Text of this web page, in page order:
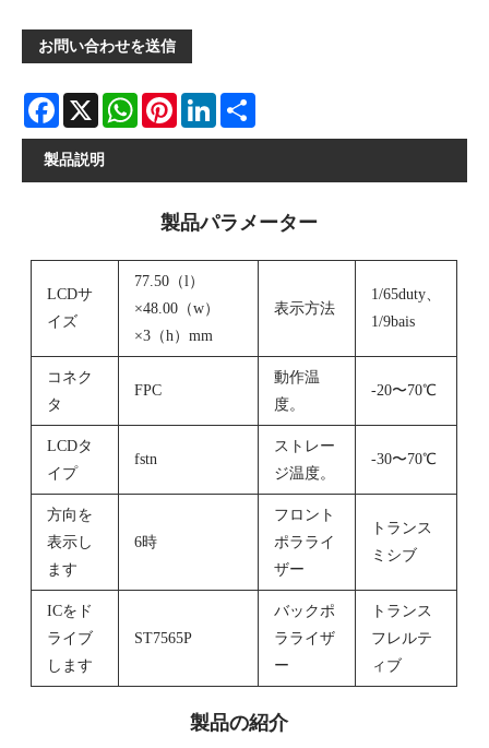
お問い合わせを送信
Facebook
X WhatsAppPinterestLinkedIn
製品説明
製品パラメーター
LCDサ
イズ
77.50（l）
×48.00（w）
×3（h）mm
表示方法
1/65duty、
1/9bais
コネク
タ
FPC
動作温
度。
-20〜70℃
LCDタ
イプ
fstn
ストレー
ジ温度。
-30〜70℃
方向を
表示し
ます
6時
フロント
ポラライ
ザー
トランス
ミシブ
ICをド
ライブ
します
ST7565P
バックポ
ラライザ
ー
トランス
フレルテ
ィブ
製品の紹介